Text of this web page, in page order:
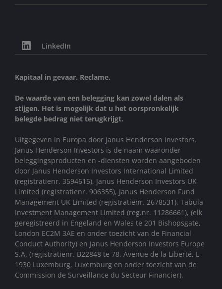
LinkedIn
Kapitaal in gevaar. Reclame.
De waarde van een belegging kan zowel dalen als
stijgen. Het is mogelijk dat u het oorspronkelijk
belegde bedrag niet terugkrijgt.
Uitgegeven in Europa door Janus Henderson Investors.
Janus Henderson Investors is de naam waaronder
beleggingsproducten en -diensten worden aangeboden
door Janus Henderson Investors International Limited
(registratienr. 3594615), Janus Henderson Investors UK
Limited (registratienr. 906355), Janus Henderson Fund
Management UK Limited (registratienr. 2678531), Tabula
Investment Management Limited (reg.nr. 11286661), (elk
geregistreerd in Engeland en Wales te 201 Bishopsgate,
London EC2M 3AE en onder toezicht van de Financial
Conduct Authority) en Janus Henderson Investors Europe
S.A. (registratienr. B22848 te 78, Avenue de la Liberté, L-
1930 Luxemburg, Luxemburg en onder toezicht van de
Commission de Surveillance du Secteur Financier).